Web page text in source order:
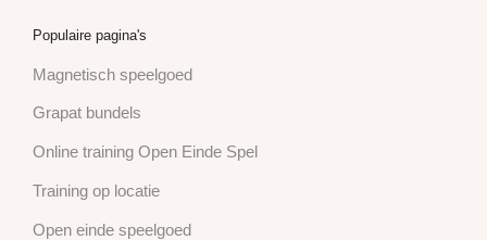
Populaire pagina's
Magnetisch speelgoed
Grapat bundels
Online training Open Einde Spel
Training op locatie
Open einde speelgoed